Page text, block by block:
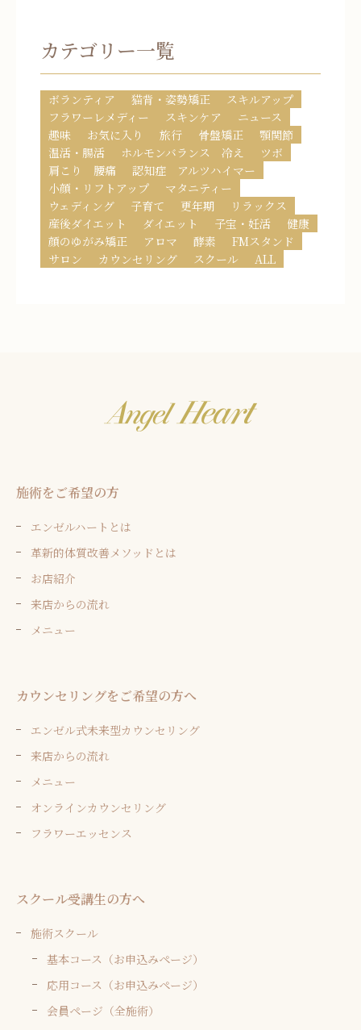
カテゴリー一覧
ボランティア 猫背・姿勢矯正
スキルアップ
フラワーレメディー
スキンケア
ニュース
趣味
お気に入り 旅行 骨盤矯正
顎関節
温活・腸活
ホルモンバランス 冷え
ツボ
肩こり 腰痛
認知症 アルツハイマー
小顔・リフトアップ
マタニティー
ウェディング
子育て 更年期
リラックス
産後ダイエット
ダイエット 子宝・妊活
健康
顔のゆがみ矯正
アロマ 酵素
FMスタンド
サロン
カウンセリング スクール ALL
施術をご希望の方
エンゼルハートとは
革新的体質改善メソッドとは
お店紹介
来店からの流れ
メニュー
カウンセリングをご希望の方へ
エンゼル式未来型カウンセリング
来店からの流れ
メニュー
オンラインカウンセリング
フラワーエッセンス
スクール受講生の方へ
施術スクール
基本コース（お申込みページ）
応用コース（お申込みページ）
会員ページ（全施術）